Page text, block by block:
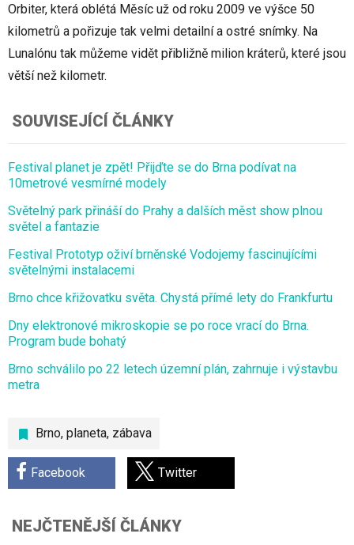
Orbiter, která oblétá Měsíc už od roku 2009 ve výšce 50
kilometrů a pořizuje tak velmi detailní a ostré snímky. Na
Lunalónu tak můžeme vidět přibližně milion kráterů, které jsou
větší než kilometr.
Brno, planeta, zábava
Facebook Twitter
SOUVISEJÍCÍ ČLÁNKY
Festival planet je zpět! Přijďte se do Brna podívat na
10metrové vesmírné modely
Světelný park přináší do Prahy a dalších měst show plnou
světel a fantazie
Festival Prototyp oživí brněnské Vodojemy fascinujícími
světelnými instalacemi
Brno chce křižovatku světa. Chystá přímé lety do Frankfurtu
Dny elektronové mikroskopie se po roce vrací do Brna.
Program bude bohatý
Brno schválilo po 22 letech územní plán, zahrnuje i výstavbu
metra
NEJČTENĚJŠÍ ČLÁNKY